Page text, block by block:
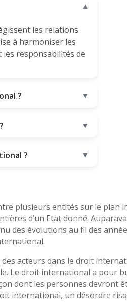
▼
les relations
à harmoniser les
responsabilités de
? ▼
▼
? ▼
plusieurs entités sur le plan
d’un Etat donné.
des évolutions au fil des
acteurs dans le droit
Le droit international a pour
dont les personnes devront
international, un désordre